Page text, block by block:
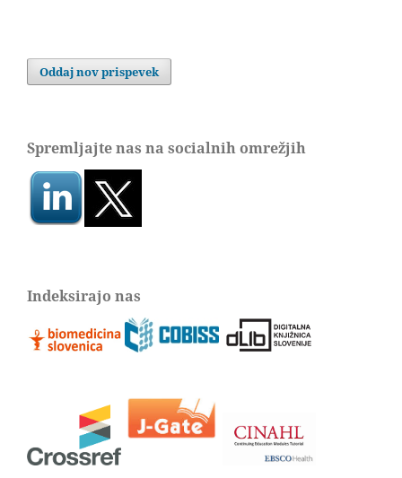
Oddaj nov prispevek
Spremljajte nas na socialnih omrežjih
Indeksirajo nas